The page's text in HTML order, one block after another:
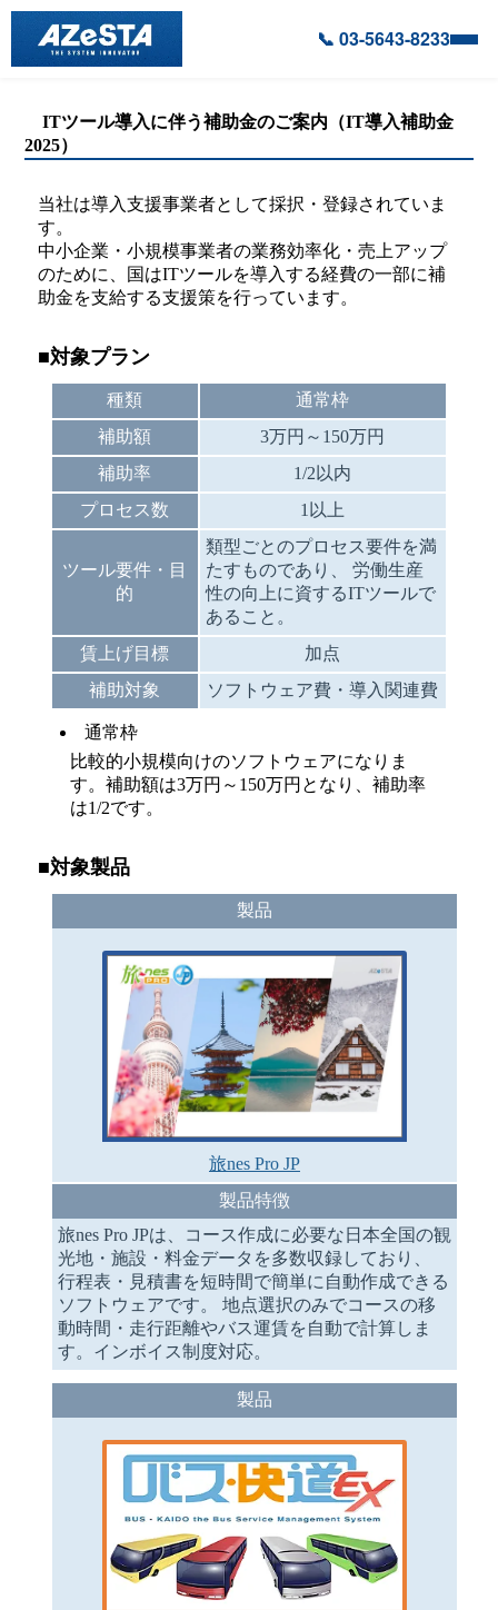
📞 03-5643-8233
ITツール導入に伴う補助金のご案内（IT導入補助金
2025）
当社は導入支援事業者として採択・登録されていま
す。
中小企業・小規模事業者の業務効率化・売上アップ
のために、国はITツールを導入する経費の一部に補
助金を支給する支援策を行っています。
■対象プラン
種類
通常枠
補助額
3万円～150万円
補助率
1/2以内
プロセス数
1以上
ツール要件・目
的
類型ごとのプロセス要件を満
たすものであり、 労働生産
性の向上に資するITツールで
あること。
賃上げ目標
加点
補助対象
ソフトウェア費・導入関連費
通常枠
比較的小規模向けのソフトウェアになりま
す。補助額は3万円～150万円となり、補助率
は1/2です。
■対象製品
製品
旅nes Pro JP
製品特徴
旅nes Pro JPは、コース作成に必要な日本全国の観
光地・施設・料金データを多数収録しており、
行程表・見積書を短時間で簡単に自動作成できる
ソフトウェアです。 地点選択のみでコースの移
動時間・走行距離やバス運賃を自動で計算しま
す。インボイス制度対応。
製品